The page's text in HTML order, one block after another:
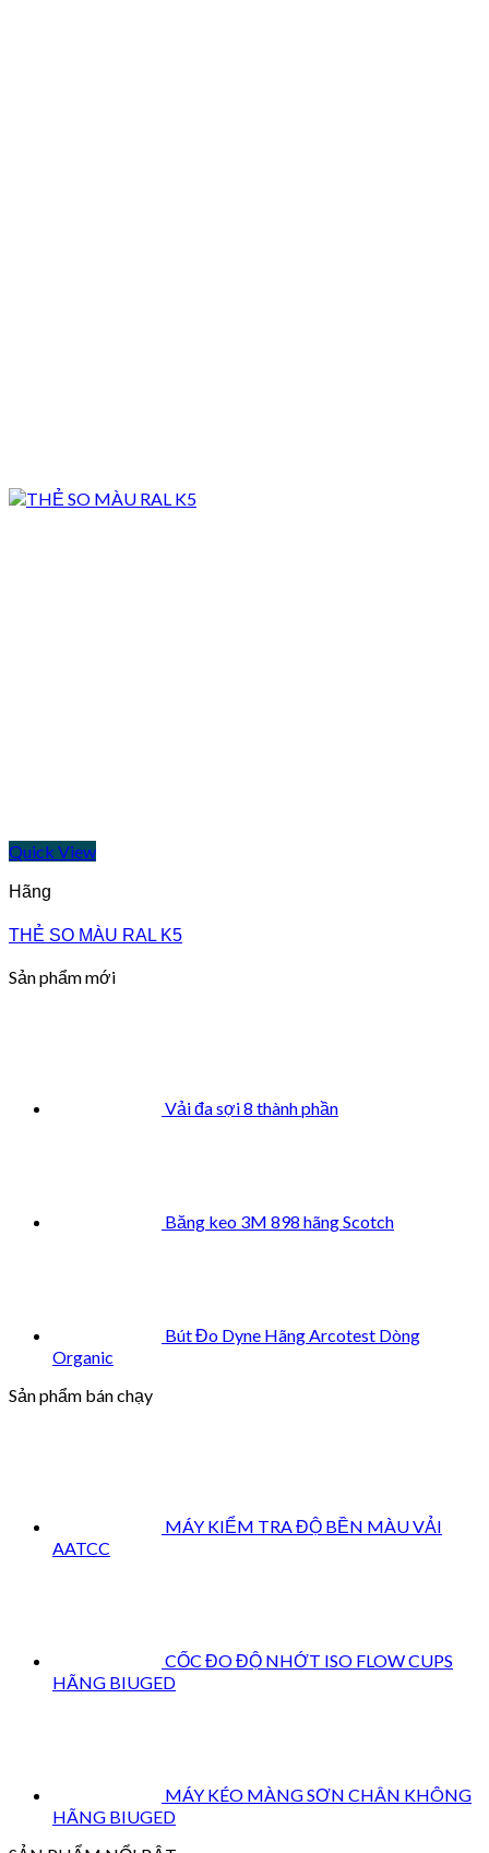
Quick View
Hãng
THẺ SO MÀU RAL K5
Sản phẩm mới
Vải đa sợi 8 thành phần
Băng keo 3M 898 hãng Scotch
Bút Đo Dyne Hãng Arcotest Dòng
Organic
Sản phẩm bán chạy
MÁY KIỂM TRA ĐỘ BỀN MÀU VẢI
AATCC
CỐC ĐO ĐỘ NHỚT ISO FLOW CUPS
HÃNG BIUGED
MÁY KÉO MÀNG SƠN CHÂN KHÔNG
HÃNG BIUGED